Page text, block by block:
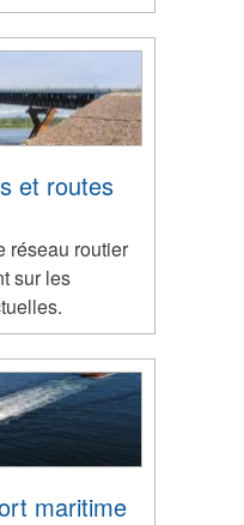
et routes
réseau routier
sur les
maritime